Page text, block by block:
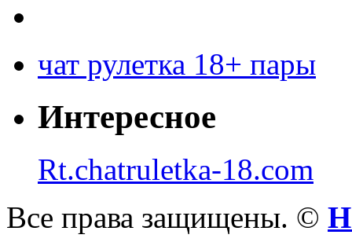
чат рулетка 18+ пары
Интересное
Rt.chatruletka-18.com
Все права защищены. ©